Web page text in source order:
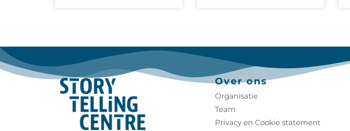
Over ons
Organisatie
Team
Privacy en Cookie statement